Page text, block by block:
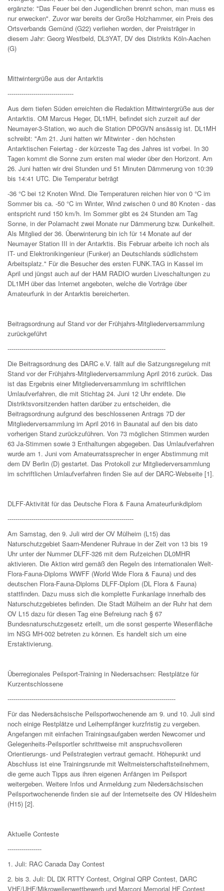
ergänzte: "Das Feuer bei den Jugendlichen brennt schon, man muss es
nur erwecken". Zuvor war bereits der Große Holzhammer, ein Preis des
Ortsverbands Gemünd (G22) verliehen worden, der Preisträger in
diesem Jahr: Georg Westbeld, DL3YAT, DV des Distrikts Köln-Aachen
(G)
Mittwintergrüße aus der Antarktis
---------------------------------
Aus dem tiefen Süden erreichten die Redaktion Mittwintergrüße aus der
Antarktis. OM Marcus Heger, DL1MH, befindet sich zurzeit auf der
Neumayer-3-Station, wo auch die Station DP0GVN ansässig ist. DL1MH
schreibt: "Am 21. Juni hatten wir Mitwinter - den höchsten
Antarktischen Feiertag - der kürzeste Tag des Jahres ist vorbei. In 30
Tagen kommt die Sonne zum ersten mal wieder über den Horizont. Am
26. Juni hatten wir drei Stunden und 51 Minuten Dämmerung von 10:39
bis 14:41 UTC. Die Temperatur beträgt
-36 °C bei 12 Knoten Wind. Die Temperaturen reichen hier von 0 °C im
Sommer bis ca. -50 °C im Winter, Wind zwischen 0 und 80 Knoten - das
entspricht rund 150 km/h. Im Sommer gibt es 24 Stunden am Tag
Sonne, in der Polarnacht zwei Monate nur Dämmerung bzw. Dunkelheit.
Als Mitglied der 36. Überwinterung bin ich für 14 Monate auf der
Neumayer Station III in der Antarktis. Bis Februar arbeite ich noch als
IT- und Elektronikingenieur (Funker) an Deutschlands südlichstem
Arbeitsplatz." Für die Besucher des ersten FUNK.TAG in Kassel im
April und jüngst auch auf der HAM RADIO wurden Liveschaltungen zu
DL1MH über das Internet angeboten, welche die Vorträge über
Amateurfunk in der Antarktis bereicherten.
Beitragsordnung auf Stand vor der Frühjahrs-Mitgliederversammlung
zurückgeführt
-------------------------------------------------------------------------------
Die Beitragsordnung des DARC e.V. fällt auf die Satzungsregelung mit
Stand vor der Frühjahrs-Mitgliederversammlung April 2016 zurück. Das
ist das Ergebnis einer Mitgliederversammlung im schriftlichen
Umlaufverfahren, die mit Stichtag 24. Juni 12 Uhr endete. Die
Distriktsvorsitzenden hatten darüber zu entscheiden, die
Beitragsordnung aufgrund des beschlossenen Antrags 7D der
Mitgliederversammlung im April 2016 in Baunatal auf den bis dato
vorherigen Stand zurückzuführen. Von 73 möglichen Stimmen wurden
63 Ja-Stimmen sowie 3 Enthaltungen abgegeben. Das Umlaufverfahren
wurde am 1. Juni vom Amateurratssprecher in enger Abstimmung mit
dem DV Berlin (D) gestartet. Das Protokoll zur Mitgliederversammlung
im schriftlichen Umlaufverfahren finden Sie auf der DARC-Webseite [1].
DLFF-Aktivität für das Deutsche Flora & Fauna Amateurfunkdiplom
---------------------------------------------------------------
Am Samstag, den 9. Juli wird der OV Mülheim (L15) das
Naturschutzgebiet Saarn-Mendener Ruhraue in der Zeit von 13 bis 19
Uhr unter der Nummer DLFF-326 mit dem Rufzeichen DL0MHR
aktivieren. Die Aktion wird gemäß den Regeln des internationalen Welt-
Flora-Fauna-Diploms WWFF (World Wide Flora & Fauna) und des
deutschen Flora-Fauna-Diploms DLFF-Diplom (DL Flora & Fauna)
stattfinden. Dazu muss sich die komplette Funkanlage innerhalb des
Naturschutzgebietes befinden. Die Stadt Mülheim an der Ruhr hat dem
OV L15 dazu für diesen Tag eine Befreiung nach § 67
Bundesnaturschutzgesetz erteilt, um die sonst gesperrte Wiesenfläche
im NSG MH-002 betreten zu können. Es handelt sich um eine
Erstaktivierung.
Überregionales Peilsport-Training in Niedersachsen: Restplätze für
Kurzentschlossene
------------------------------------------------------------------------------------
Für das Niedersächsische Peilsportwochenende am 9. und 10. Juli sind
noch einige Restplätze und Leihempfänger kurzfristig zu vergeben.
Angefangen mit einfachen Trainingsaufgaben werden Newcomer und
Gelegenheits-Peilsportler schrittweise mit anspruchsvolleren
Orientierungs- und Peilstrategien vertraut gemacht. Höhepunkt und
Abschluss ist eine Trainingsrunde mit Weltmeisterschaftsteilnehmern,
die gerne auch Tipps aus ihren eigenen Anfängen im Peilsport
weitergeben. Weitere Infos und Anmeldung zum Niedersächsischen
Peilsportwochenende finden sie auf der Internetseite des OV Hildesheim
(H15) [2].
Aktuelle Conteste
-----------------
1. Juli: RAC Canada Day Contest
2. bis 3. Juli: DL DX RTTY Contest, Original QRP Contest, DARC
VHF/UHF/Mikrowellenwettbewerb und Marconi Memorial HF Contest